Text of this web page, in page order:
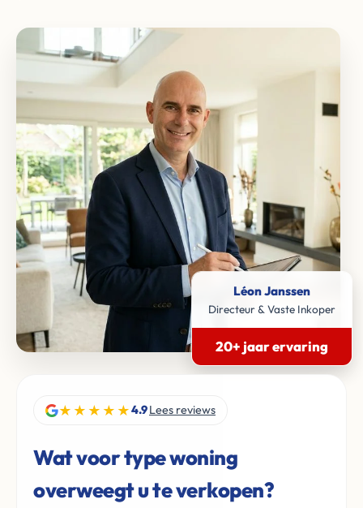
Léon Janssen
Directeur & Vaste Inkoper
20+ jaar ervaring
★★★★★4.9Lees reviews
Wat voor type woning
overweegt u te verkopen?